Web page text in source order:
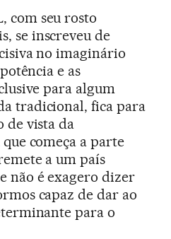
com seu rosto
se inscreveu de
no imaginário
e as
para algum
tradicional, fica para
de vista da
começa a parte
a um país
não é exagero dizer
capaz de dar ao
para o